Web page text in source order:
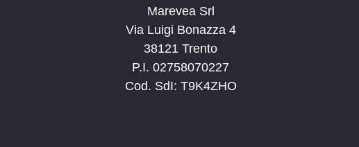
Marevea Srl
Via Luigi Bonazza 4
38121 Trento
P.I. 02758070227
Cod. SdI: T9K4ZHO